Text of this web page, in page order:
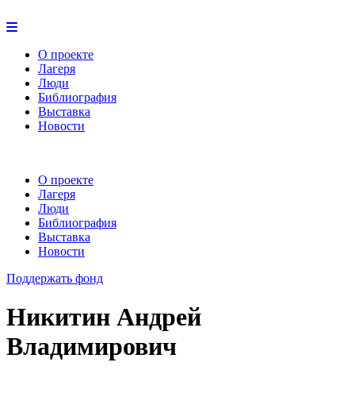
О проекте
Лагеря
Люди
Библиография
Выставка
Новости
О проекте
Лагеря
Люди
Библиография
Выставка
Новости
Поддержать фонд
Никитин Андрей
Владимирович